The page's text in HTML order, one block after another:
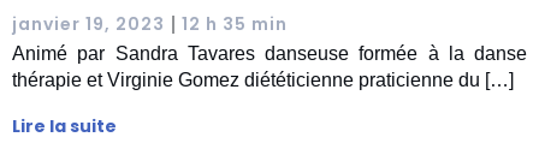
janvier 19, 2023 | 12 h 35 min
Animé par Sandra Tavares danseuse formée à la danse
thérapie et Virginie Gomez diététicienne praticienne du […]
Lire la suite